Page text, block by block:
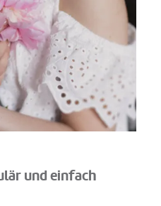
und einfach